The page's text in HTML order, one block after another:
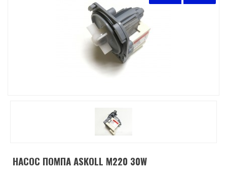
НАСОС ПОМПА ASKOLL M220 30W